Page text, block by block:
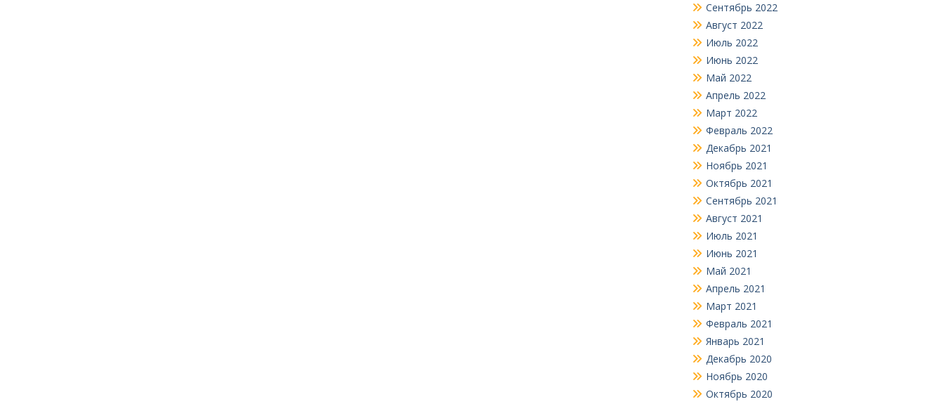
Сентябрь 2022
Август 2022
Июль 2022
Июнь 2022
Май 2022
Апрель 2022
Март 2022
Февраль 2022
Декабрь 2021
Ноябрь 2021
Октябрь 2021
Сентябрь 2021
Август 2021
Июль 2021
Июнь 2021
Май 2021
Апрель 2021
Март 2021
Февраль 2021
Январь 2021
Декабрь 2020
Ноябрь 2020
Октябрь 2020